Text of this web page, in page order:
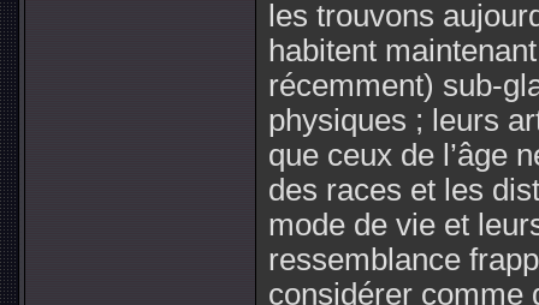
les trouvons
habitent
récemment) sub-
physiques ; leurs
que ceux de l’âge
des races et les
mode de vie et
ressemblance
considérer comme